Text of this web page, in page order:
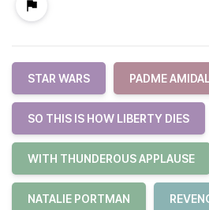
STAR WARS PADME
SO THIS IS HOW LIBERTY DIES
WITH THUNDEROUS APPLAUSE
NATALIE PORTMAN